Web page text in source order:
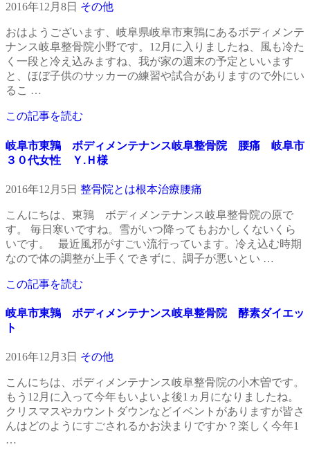
2016年12月8日 その他
おはようございます、岐阜県岐阜市東鶉にあるボディメンテ
ナンス岐阜整骨院小野です。12月に入りましたね、風も冷た
く一段と冷え込みますね、我が家の週末の予定といいます
と、ほぼ子供のサッカーの練習や試合がありますので外にい
るこ …
この記事を読む
岐阜市東鶉 ボディメンテナンス岐阜整骨院 腰痛 岐阜市
３０代女性 Ｙ.Ｈ様
2016年12月5日 整骨院とは根本治療腰痛
こんにちは、東鶉 ボディメンテナンス岐阜整骨院の原で
す。 毎日寒いですね。雪がいつ降ってもおかしくないくら
いです。 最近風邪がすごい流行っています。冷え込む時期
なので体の調整が上手くできずに、調子が悪いとい …
この記事を読む
岐阜市東鶉 ボディメンテナンス岐阜整骨院 酵素ダイエッ
ト
2016年12月3日 その他
こんにちは、ボディメンテナンス岐阜整骨院の小木曽です。
もう12月に入って今年もいよいよ後1ヵ月になりましたね。
クリスマスやカウントダウンなどイベントがありますが皆さ
んはどのようにすごされるかお決まりですか？楽しく今年1
…